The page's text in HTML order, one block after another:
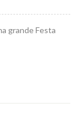
grande Festa